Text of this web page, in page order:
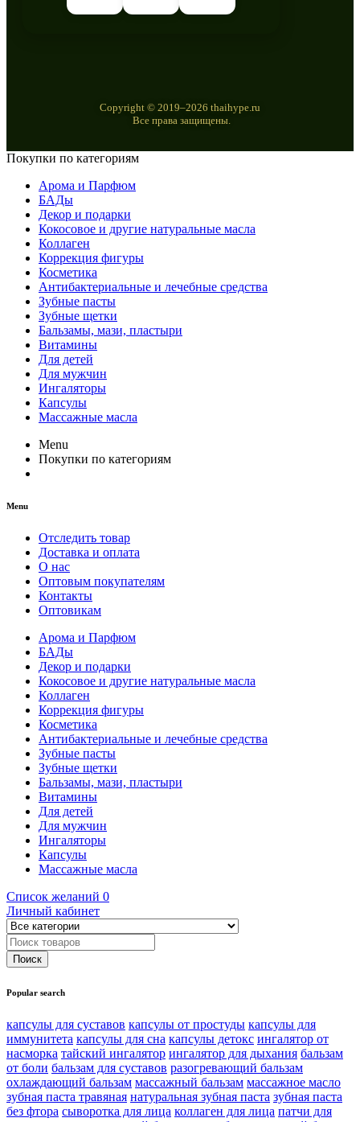
Copyright © 2019–2026 thaihype.ru
Все права защищены.
Покупки по категориям
Арома и Парфюм
БАДы
Декор и подарки
Кокосовое и другие натуральные масла
Коллаген
Коррекция фигуры
Косметика
Антибактериальные и лечебные средства
Зубные пасты
Зубные щетки
Бальзамы, мази, пластыри
Витамины
Для детей
Для мужчин
Ингаляторы
Капсулы
Массажные масла
Menu
Покупки по категориям
Menu
Отследить товар
Доставка и оплата
О нас
Оптовым покупателям
Контакты
Оптовикам
Арома и Парфюм
БАДы
Декор и подарки
Кокосовое и другие натуральные масла
Коллаген
Коррекция фигуры
Косметика
Антибактериальные и лечебные средства
Зубные пасты
Зубные щетки
Бальзамы, мази, пластыри
Витамины
Для детей
Для мужчин
Ингаляторы
Капсулы
Массажные масла
Список желаний 0
Личный кабинет
Popular search
капсулы для суставов капсулы от простуды капсулы для
иммунитета капсулы для сна капсулы детокс ингалятор от
насморка тайский ингалятор ингалятор для дыхания бальзам
от боли бальзам для суставов разогревающий бальзам
охлаждающий бальзам массажный бальзам массажное масло
зубная паста травяная натуральная зубная паста зубная паста
без фтора сыворотка для лица коллаген для лица патчи для